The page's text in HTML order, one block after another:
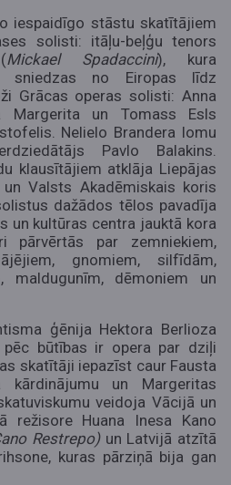
iespaidīgo stāstu skatītājiem
solisti: itāļu-beļģu tenors
Mickael Spadaccini), kura
sniedzas no Eiropas līdz
Grācas operas solisti: Anna
un Tomass Esls
Nelielo Brandera lomu
Pavlo Balakins.
klausītājiem atklāja Liepājas
Valsts Akadēmiskais koris
dažādos tēlos pavadīja
un kultūras centra jauktā kora
pārvērtās par zemniekiem,
gnomiem, silfīdām,
maldugunīm, dēmoniem un
ģēnija Hektora Berlioza
pēc būtības ir opera par dziļi
skatītāji iepazīst caur Fausta
kārdinājumu un Margeritas
veidoja Vācijā un
režisore Huana Inesa Kano
Restrepo)un Latvijā atzītā
kuras pārziņā bija gan